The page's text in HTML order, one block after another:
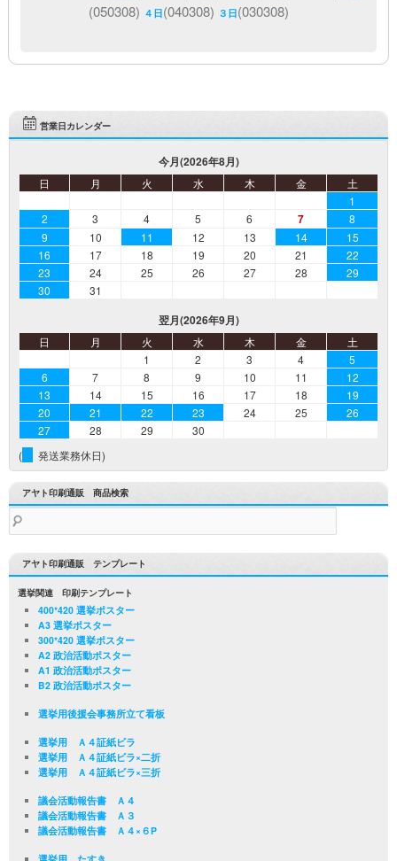
(050308) ４日(040308) ３日(030308)
営業日カレンダー
今月(2026年8月)
日 月 火 水 木 金
土
1
2
3 4 5 6 7
8
9
10 11 12 13 14
15
16
17 18 19 20 21
22
23
24 25 26 27 28
29
30
31
翌月(2026年9月)
日 月 火 水 木 金
土
1
2 3 4
5
6
7 8 9 10 11
12
13
14 15 16 17 18
19
20
21 22 23 24 25
26
27
28 29
30
(
発送業務休日)
アヤト印刷通販 商品検索
検
索:
アヤト印刷通販 テンプレート
選挙関連 印刷テンプレート
400*420 選挙ポスター
A3 選挙ポスター
300*420 選挙ポスター
A2 政治活動ポスター
A1 政治活動ポスター
B2 政治活動ポスター
選挙用後援会事務所立て看板
選挙用 Ａ４証紙ビラ
選挙用 Ａ４証紙ビラ×二折
選挙用 Ａ４証紙ビラ×三折
議会活動報告書 Ａ４
議会活動報告書 Ａ３
議会活動報告書 Ａ４×６P